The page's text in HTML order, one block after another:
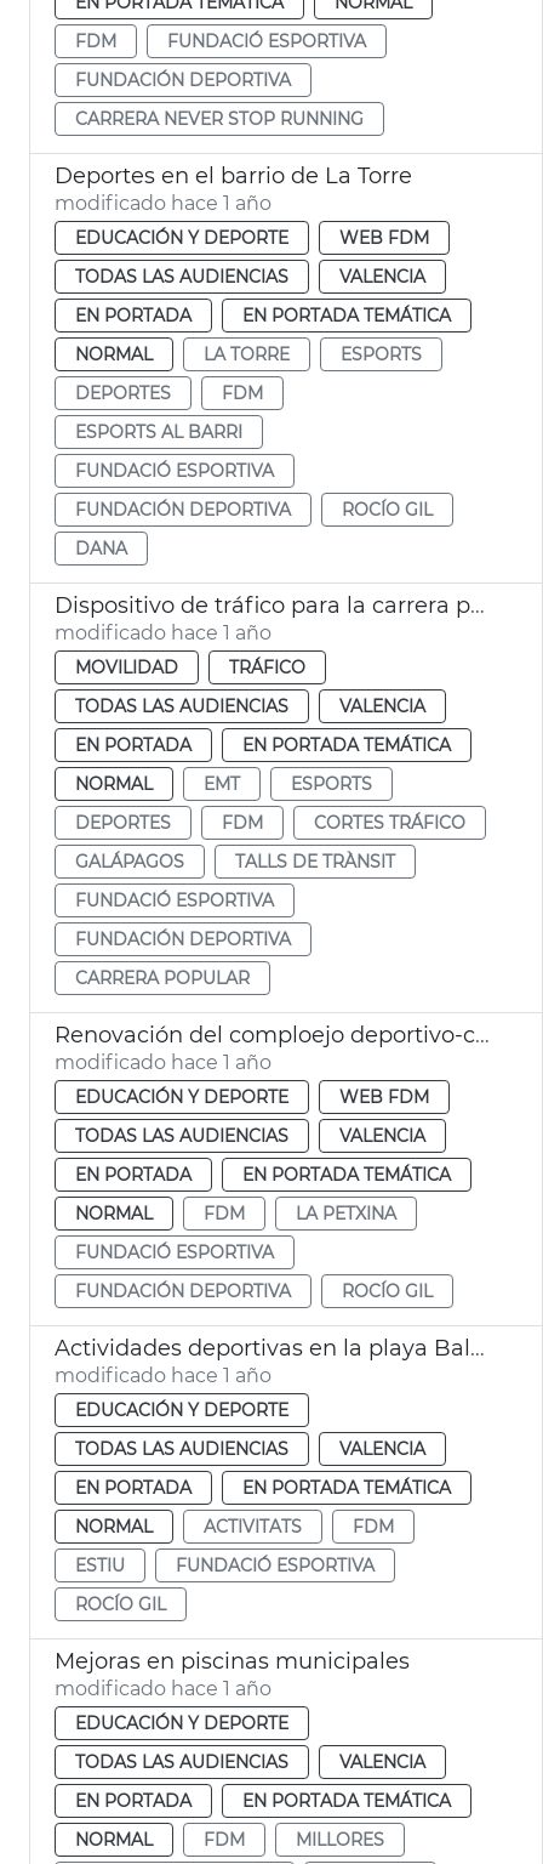
FDM
FUNDACIÓ ESPORTIVA
FUNDACIÓN DEPORTIVA
CARRERA NEVER STOP RUNNING
Deportes en el barrio de La Torre
modificado hace 1 año
EDUCACIÓN Y DEPORTE
WEB FDM
TODAS LAS AUDIENCIAS
VALENCIA
EN PORTADA
EN PORTADA TEMÁTICA
NORMAL
LA TORRE
ESPORTS
DEPORTES
FDM
ESPORTS AL BARRI
FUNDACIÓ ESPORTIVA
FUNDACIÓN DEPORTIVA
ROCÍO GIL
DANA
Dispositivo de tráfico para la carrera popular Galápagos
modificado hace 1 año
MOVILIDAD
TRÁFICO
TODAS LAS AUDIENCIAS
VALENCIA
EN PORTADA
EN PORTADA TEMÁTICA
NORMAL
EMT
ESPORTS
DEPORTES
FDM
CORTES TRÁFICO
GALÁPAGOS
TALLS DE TRÀNSIT
FUNDACIÓ ESPORTIVA
FUNDACIÓN DEPORTIVA
CARRERA POPULAR
Renovación del comploejo deportivo-cultural La Petxina
modificado hace 1 año
EDUCACIÓN Y DEPORTE
WEB FDM
TODAS LAS AUDIENCIAS
VALENCIA
EN PORTADA
EN PORTADA TEMÁTICA
NORMAL
FDM
LA PETXINA
FUNDACIÓ ESPORTIVA
FUNDACIÓN DEPORTIVA
ROCÍO GIL
Actividades deportivas en la playa Balance
modificado hace 1 año
EDUCACIÓN Y DEPORTE
TODAS LAS AUDIENCIAS
VALENCIA
EN PORTADA
EN PORTADA TEMÁTICA
NORMAL
ACTIVITATS
FDM
ESTIU
FUNDACIÓ ESPORTIVA
ROCÍO GIL
Mejoras en piscinas municipales
modificado hace 1 año
EDUCACIÓN Y DEPORTE
TODAS LAS AUDIENCIAS
VALENCIA
EN PORTADA
EN PORTADA TEMÁTICA
NORMAL
FDM
MILLORES